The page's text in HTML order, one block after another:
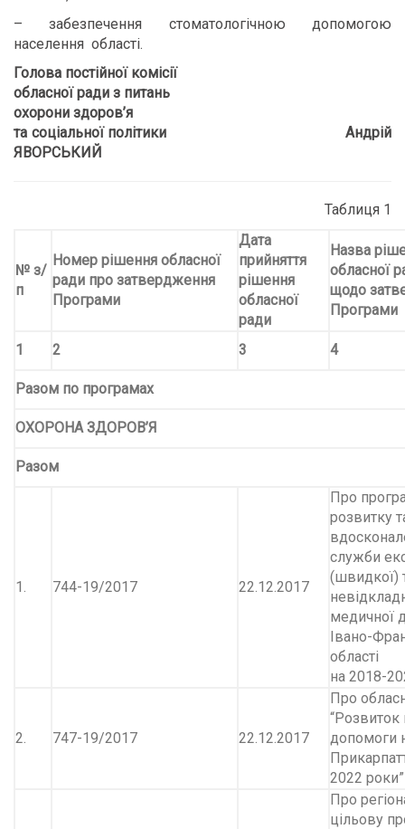
– забезпечення стоматологічною допомогою
населення області.
Голова постійної комісії
обласної ради з питань
охорони здоров’я
та соціальної політики Андрій
ЯВОРСЬКИЙ
Таблиця 1
№ з/
п
Номер рішення обласної
ради про затвердження
Програми
Дата
прийняття
рішення
обласної
ради
Назва
обласної
щодо
Програми
1 2 3 4
Разом по програмах
ОХОРОНА ЗДОРОВ’Я
Разом
1. 744-19/2017 22.12.2017
Про
розвитку
служби
(швидкої)
медичної
Івано-
області
на 2018-
2. 747-19/2017 22.12.2017
Про
“Розвиток
допомоги
2022 роки”
Про
цільову